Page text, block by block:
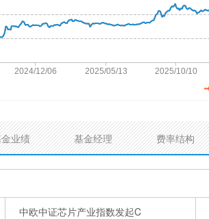
业绩 基金经理 费率结构
中欧中证芯片产业指数发起C